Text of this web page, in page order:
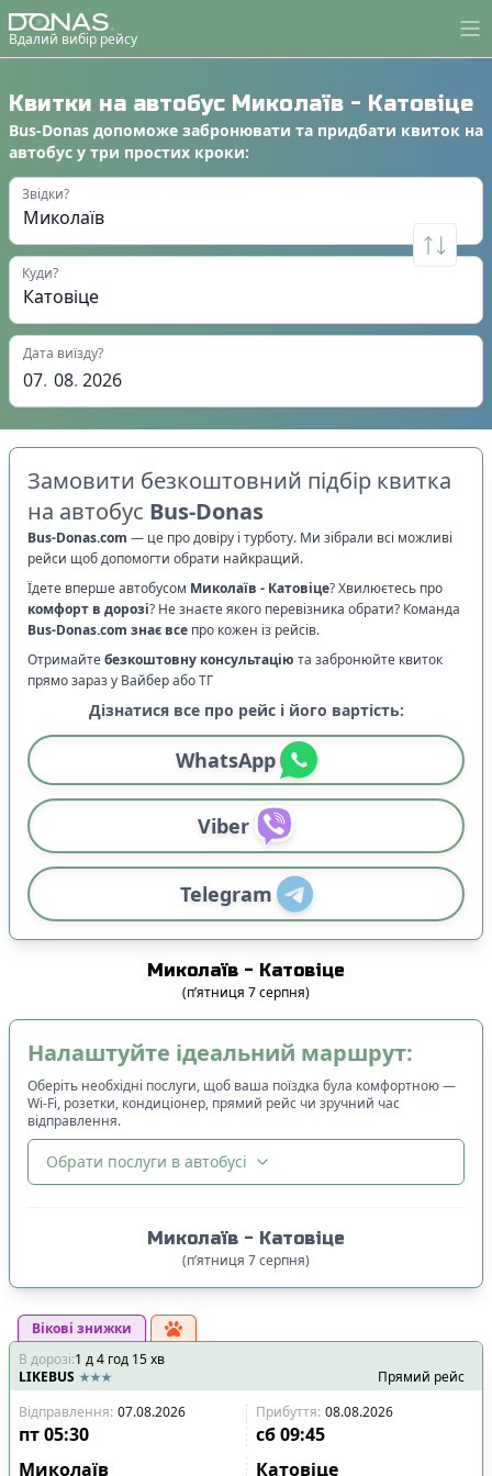
Вдалий вибір рейсу
Квитки на автобус Миколаїв - Катовіце
Bus-Donas допоможе забронювати та придбати квиток на
автобус у три простих кроки:
Звідки?
Куди?
Дата виїзду?
07. 08. 2026
Замовити безкоштовний підбір квитка
на автобус Bus-Donas
Bus-Donas.com — це про довіру і турботу. Ми зібрали всі можливі
рейси щоб допомогти обрати найкращий.
Їдете вперше автобусом Миколаїв - Катовіце? Хвилюєтесь про
комфорт в дорозі? Не знаєте якого перевізника обрати? Команда
Bus-Donas.com знає все про кожен із рейсів.
Отримайтебезкоштовну консультацію та забронюйте квиток
прямо зараз у Вайбер або ТГ
Дізнатися все про рейс і його вартість:
WhatsApp
Viber
Telegram
Миколаїв - Катовіце
(п’ятниця 7серпня)
Налаштуйте ідеальний маршрут:
Оберіть необхідні послуги, щоб ваша поїздка була комфортною —
Wi-Fi, розетки, кондиціонер, прямий рейс чи зручний час
відправлення.
Обрати послуги в автобусі
Спочатку дешевші
Час відправлення
Спочатку ранні
Спочатку вечірні
Час прибуття
Спочатку ранні
Миколаїв - Катовіце
(п’ятниця 7серпня)
Вікові знижки
В дорозі:1 д4 год 15хв
LIKEBUS
Прямий рейс
Відправлення: 07.08.2026 Прибуття: 08.08.2026
пт05:30 сб 09:45
Миколаїв
Катовіце